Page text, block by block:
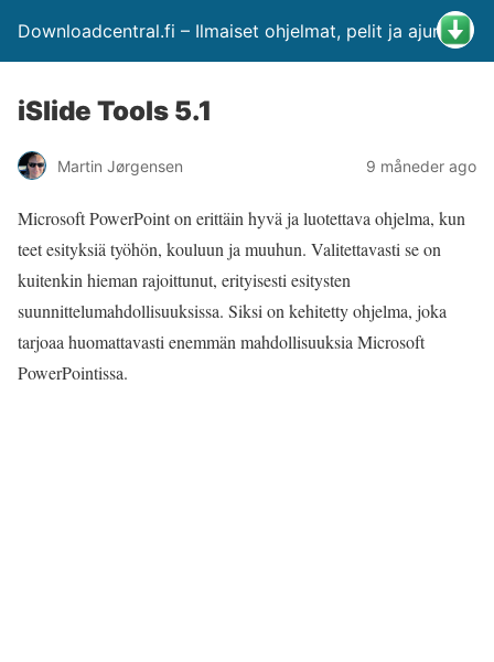
Downloadcentral.fi – Ilmaiset ohjelmat, pelit ja ajurit
iSlide Tools 5.1
Martin Jørgensen 9 måneder ago
Microsoft PowerPoint on erittäin hyvä ja luotettava ohjelma, kun
teet esityksiä työhön, kouluun ja muuhun. Valitettavasti se on
kuitenkin hieman rajoittunut, erityisesti esitysten
suunnittelumahdollisuuksissa. Siksi on kehitetty ohjelma, joka
tarjoaa huomattavasti enemmän mahdollisuuksia Microsoft
PowerPointissa.